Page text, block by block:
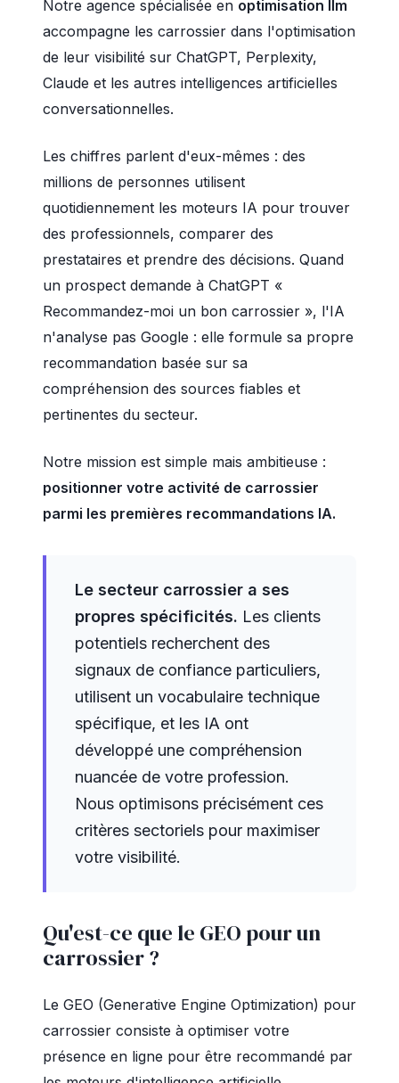
Notre agence spécialisée en optimisation llm
accompagne les carrossier dans l'optimisation
de leur visibilité sur ChatGPT, Perplexity,
Claude et les autres intelligences artificielles
conversationnelles.
Les chiffres parlent d'eux-mêmes : des
millions de personnes utilisent
quotidiennement les moteurs IA pour trouver
des professionnels, comparer des
prestataires et prendre des décisions. Quand
un prospect demande à ChatGPT «
Recommandez-moi un bon carrossier », l'IA
n'analyse pas Google : elle formule sa propre
recommandation basée sur sa
compréhension des sources fiables et
pertinentes du secteur.
Notre mission est simple mais ambitieuse :
positionner votre activité de carrossier
parmi les premières recommandations IA.
Le secteur carrossier a ses
propres spécificités. Les clients
potentiels recherchent des
signaux de confiance particuliers,
utilisent un vocabulaire technique
spécifique, et les IA ont
développé une compréhension
nuancée de votre profession.
Nous optimisons précisément ces
critères sectoriels pour maximiser
votre visibilité.
Qu'est-ce que le GEO pour un
carrossier ?
Le GEO (Generative Engine Optimization) pour
carrossier consiste à optimiser votre
présence en ligne pour être recommandé par